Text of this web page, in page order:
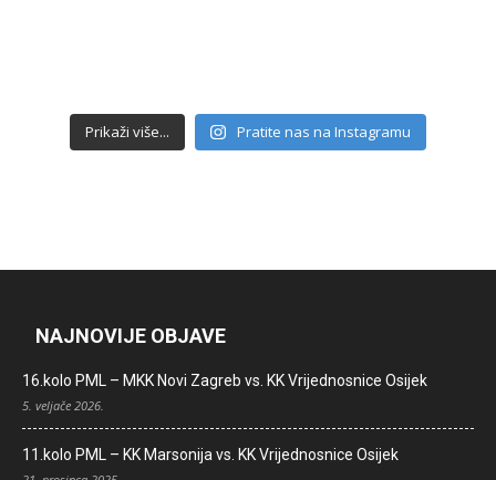
Prikaži više... Pratite nas na Instagramu
NAJNOVIJE OBJAVE
16.kolo PML – MKK Novi Zagreb vs. KK Vrijednosnice Osijek
5. veljače 2026.
11.kolo PML – KK Marsonija vs. KK Vrijednosnice Osijek